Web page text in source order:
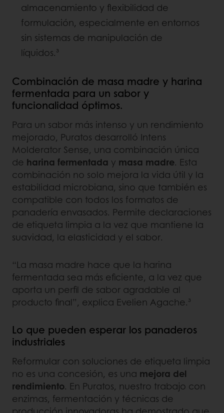
almacenamiento y flexibilidad de
formulación, especialmente en entornos
sin sistemas de manipulación de
líquidos.³
Combinación de masa madre y harina
fermentada para un sabor y
funcionalidad óptimos.
Para un sabor más intenso y un rendimiento
mejorado, Puratos desarrolló Intens
Molderator Sense, una combinación única
de harina fermentada y masa madre. Esta
combinación no solo mejora la vida útil y la
estabilidad microbiana, sino que también es
compatible con todos los formatos de
panadería envasados. Permite declaraciones
de etiqueta limpia a la vez que mantiene la
suavidad, la elasticidad y el sabor.
“La masa madre hace que la harina
fermentada sea más eficiente, a la vez que
aporta un perfil de sabor agradable al
producto final”, explica Evelien Agache.³
Lo que pueden esperar los panaderos
industriales
Reformular con soluciones de etiqueta limpia
no es una concesión, es una mejora del
rendimiento. En Puratos, nuestro trabajo con
enzimas, fermentación y técnicas de